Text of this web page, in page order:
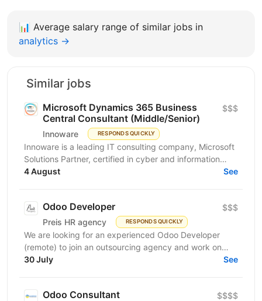
📊 Average salary range of similar jobs in
analytics →
Similar jobs
Microsoft Dynamics 365 Business
Central Consultant (Middle/Senior)
Innoware RESPONDS QUICKLY
$$$
Innoware is a leading IT consulting company, Microsoft
Solutions Partner, certified in cyber and information
security (ISO/IEC 27001). We help businesses...
4 August See
Odoo Developer
Preis HR agency RESPONDS QUICKLY
$$$
We are looking for an experienced Odoo Developer
(remote) to join an outsourcing agency and work on
complex Odoo implementations for international
30 July See
Odoo Consultant $$$$